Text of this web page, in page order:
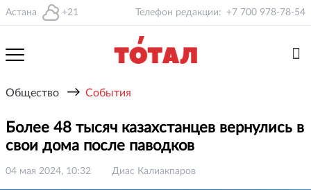
Астана +21 Телефон редакции: +7 700 978-78-54
Общество → События
Более 48 тысяч казахстанцев вернулись в
свои дома после паводков
04 мая 2024, 10:32 Диас Калиакпаров